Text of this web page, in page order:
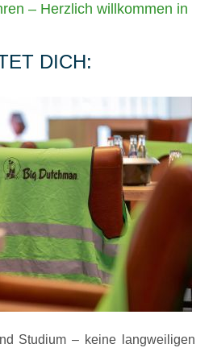
– Herzlich willkommen in
DICH:
Studium – keine langweiligen